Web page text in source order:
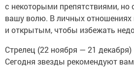
с некоторыми препятствиями, но
вашу волю. В личных
и открытым, чтобы избежать
Стрелец (22 ноября — 21 декабря)
Сегодня звезды рекомендуют